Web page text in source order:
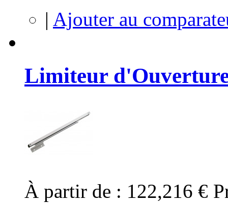
| Ajouter au
Limiteur
À partir de : 122,216 €